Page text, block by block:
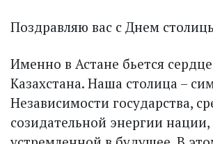
Поздравляю вас с Днем
Именно в Астане бьется
Казахстана. Наша столица –
Независимости государства,
созидательной энергии нации,